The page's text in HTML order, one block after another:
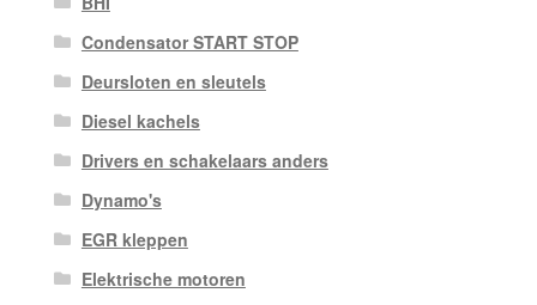
Condensator START STOP
Deursloten en sleutels
Diesel kachels
Drivers en schakelaars anders
Dynamo's
EGR kleppen
Elektrische motoren